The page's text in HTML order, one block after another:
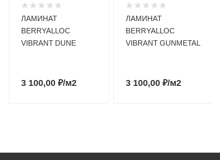
ЛАМИНАТ
BERRYALLOC
VIBRANT DUNE
3 100,00 ₽/м2
ЛАМИНАТ
BERRYALLOC
VIBRANT GUNMETAL
3 100,00 ₽/м2